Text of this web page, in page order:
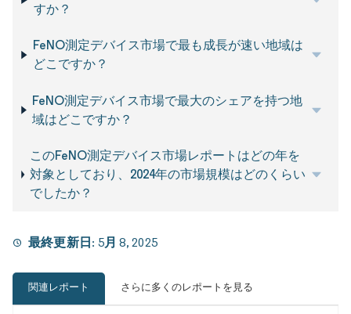
すか？
FeNO測定デバイス市場で最も成長が速い地域は
どこですか？
FeNO測定デバイス市場で最大のシェアを持つ地
域はどこですか？
このFeNO測定デバイス市場レポートはどの年を
対象としており、2024年の市場規模はどのくらい
でしたか？
最終更新日: 5月 8, 2025
関連レポート さらに多くのレポートを見る